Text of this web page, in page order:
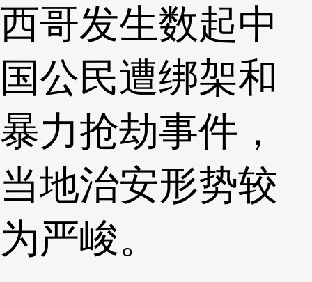
西哥发生数起中
国公民遭绑架和
暴力抢劫事件，
当地治安形势较
为严峻。